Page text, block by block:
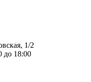
1/2
до 18:00